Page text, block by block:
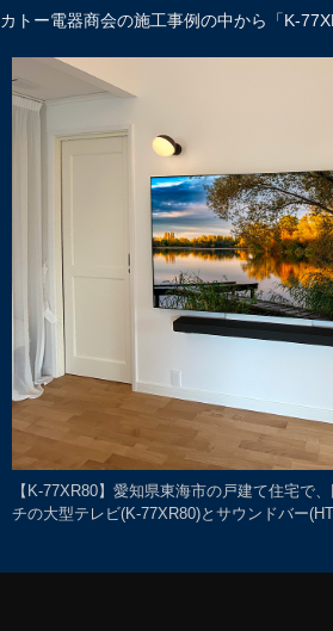
カトー電器商会の施工事例の中から「K-
【K-77XR80】愛知県東海市の戸建て住宅で
チの大型テレビ(K-77XR80)とサウンドバー